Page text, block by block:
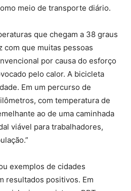
meio de transporte diário.
que chegam a 38 graus
com que muitas pessoas
por causa do esforço
pelo calor. A bicicleta
Em um percurso de
com temperatura de
ao de uma caminhada
viável para trabalhadores,
exemplos de cidades
resultados positivos. Em